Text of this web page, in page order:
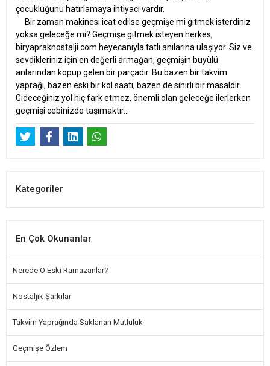
çocukluğunu hatırlamaya ihtiyacı vardır.
Bir zaman makinesi icat edilse geçmişe mi gitmek isterdiniz
yoksa geleceğe mi? Geçmişe gitmek isteyen herkes,
biryapraknostalji.com heyecanıyla tatlı anılarına ulaşıyor. Siz ve
sevdikleriniz için en değerli armağan, geçmişin büyülü
anlarından kopup gelen bir parçadır. Bu bazen bir takvim
yaprağı, bazen eski bir kol saati, bazen de sihirli bir masaldır.
Gideceğiniz yol hiç fark etmez, önemli olan geleceğe ilerlerken
geçmişi cebinizde taşımaktır...
Kategoriler
En Çok Okunanlar
Nerede O Eski Ramazanlar?
Nostaljik Şarkılar
Takvim Yaprağında Saklanan Mutluluk
Geçmişe Özlem